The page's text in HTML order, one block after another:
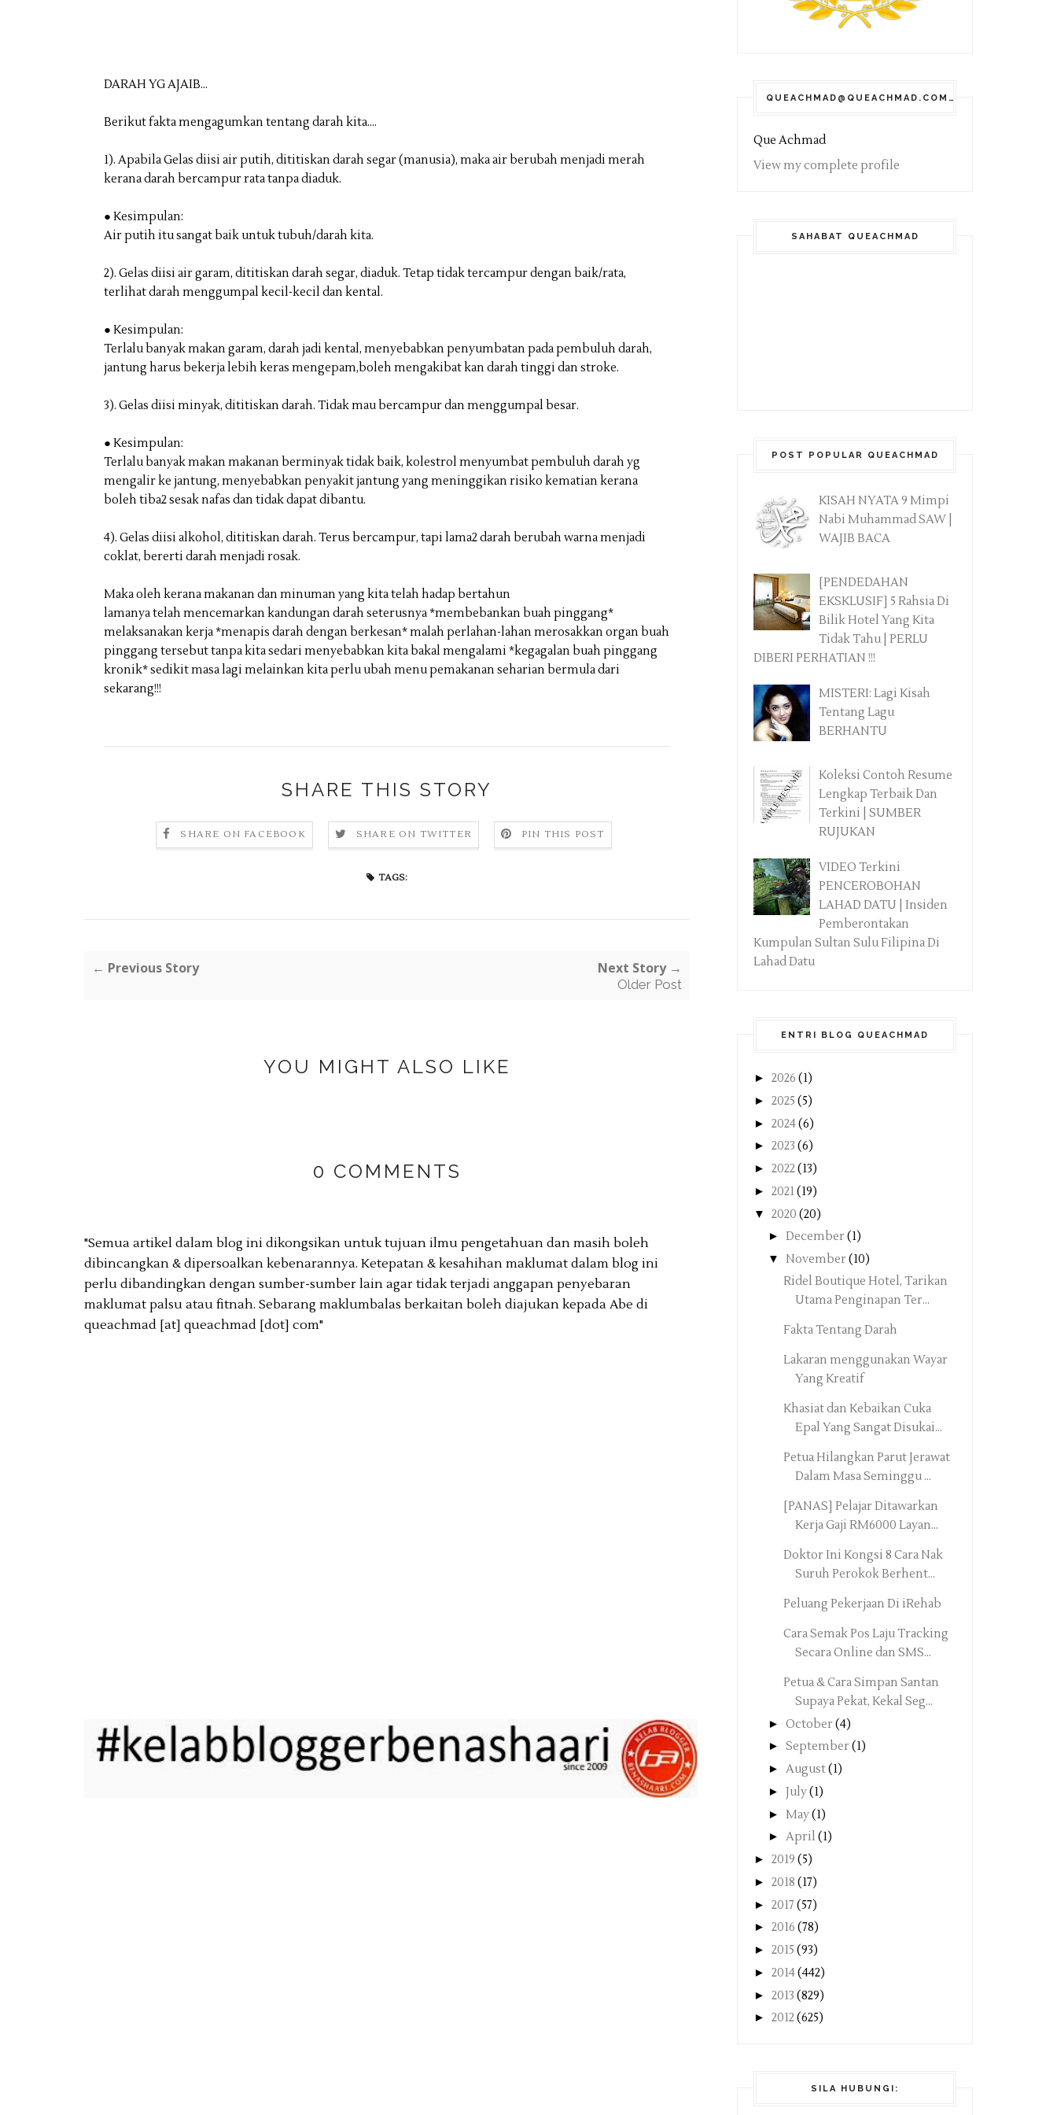
DARAH YG AJAIB...
Berikut fakta mengagumkan tentang darah kita....
1). Apabila Gelas diisi air putih, dititiskan darah segar (manusia), maka air berubah menjadi merah
kerana darah bercampur rata tanpa diaduk.
● Kesimpulan:
Air putih itu sangat baik untuk tubuh/darah kita.
2). Gelas diisi air garam, dititiskan darah segar, diaduk. Tetap tidak tercampur dengan baik/rata,
terlihat darah menggumpal kecil-kecil dan kental.
● Kesimpulan:
Terlalu banyak makan garam, darah jadi kental, menyebabkan penyumbatan pada pembuluh darah,
jantung harus bekerja lebih keras mengepam,boleh mengakibat kan darah tinggi dan stroke.
3). Gelas diisi minyak, dititiskan darah. Tidak mau bercampur dan menggumpal besar.
● Kesimpulan:
Terlalu banyak makan makanan berminyak tidak baik, kolestrol menyumbat pembuluh darah yg
mengalir ke jantung, menyebabkan penyakit jantung yang meninggikan risiko kematian kerana
boleh tiba2 sesak nafas dan tidak dapat dibantu.
4). Gelas diisi alkohol, dititiskan darah. Terus bercampur, tapi lama2 darah berubah warna menjadi
coklat, bererti darah menjadi rosak.
Maka oleh kerana makanan dan minuman yang kita telah hadap bertahun
lamanya telah mencemarkan kandungan darah seterusnya *membebankan buah pinggang*
melaksanakan kerja *menapis darah dengan berkesan* malah perlahan-lahan merosakkan organ buah
pinggang tersebut tanpa kita sedari menyebabkan kita bakal mengalami *kegagalan buah pinggang
kronik* sedikit masa lagi melainkan kita perlu ubah menu pemakanan seharian bermula dari
sekarang!!!
SHARE THIS STORY
SHARE ON FACEBOOK SHARE ON TWITTER PIN THIS POST
TAGS:
← Previous Story Next Story →
Older Post
YOU MIGHT ALSO LIKE
0 COMMENTS
"Semua artikel dalam blog ini dikongsikan untuk tujuan ilmu pengetahuan dan masih boleh
dibincangkan & dipersoalkan kebenarannya. Ketepatan & kesahihan maklumat dalam blog ini
perlu dibandingkan dengan sumber-sumber lain agar tidak terjadi anggapan penyebaran
maklumat palsu atau fitnah. Sebarang maklumbalas berkaitan boleh diajukan kepada Abe di
queachmad [at] queachmad [dot] com"
QUEACHMAD@QUEACHMAD.COM
Que Achmad
View my complete profile
SAHABAT QUEACHMAD
POST POPULAR QUEACHMAD
KISAH NYATA 9 Mimpi
Nabi Muhammad SAW |
WAJIB BACA
[PENDEDAHAN
EKSKLUSIF] 5 Rahsia Di
Bilik Hotel Yang Kita
Tidak Tahu | PERLU
DIBERI PERHATIAN !!!
MISTERI: Lagi Kisah
Tentang Lagu
BERHANTU
Koleksi Contoh Resume
Lengkap Terbaik Dan
Terkini | SUMBER
RUJUKAN
VIDEO Terkini
PENCEROBOHAN
LAHAD DATU | Insiden
Pemberontakan
Kumpulan Sultan Sulu Filipina Di
Lahad Datu
ENTRI BLOG QUEACHMAD
► 2026 (1)
► 2025 (5)
► 2024(6)
► 2023 (6)
► 2022(13)
► 2021(19)
▼ 2020 (20)
► December(1)
▼ November(10)
Ridel Boutique Hotel, Tarikan
Utama Penginapan Ter...
Fakta Tentang Darah
Lakaran menggunakan Wayar
Yang Kreatif
Khasiat dan Kebaikan Cuka
Epal Yang Sangat Disukai...
Petua Hilangkan Parut Jerawat
Dalam Masa Seminggu ...
[PANAS] Pelajar Ditawarkan
Kerja Gaji RM6000 Layan...
Doktor Ini Kongsi 8 Cara Nak
Suruh Perokok Berhent...
Peluang Pekerjaan Di iRehab
Cara Semak Pos Laju Tracking
Secara Online dan SMS...
Petua & Cara Simpan Santan
Supaya Pekat, Kekal Seg...
► October(4)
► September(1)
► August(1)
► July(1)
► May(1)
► April (1)
► 2019 (5)
► 2018 (17)
► 2017 (57)
► 2016 (78)
► 2015 (93)
► 2014(442)
► 2013 (829)
► 2012(625)
SILA HUBUNGI: